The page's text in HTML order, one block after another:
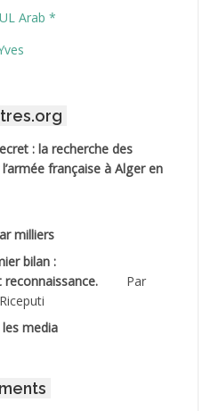
Kaddour
Coiffeur
Arab *
: la recherche des
française à Alger en
milliers
bilan :
Par
media